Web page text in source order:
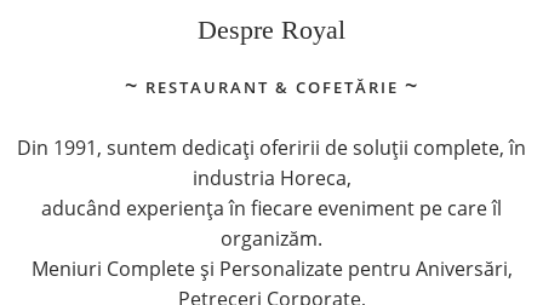
Despre Royal
RESTAURANT & COFETĂRIE
Din 1991, suntem dedicați oferirii de soluții complete, în
industria Horeca,
aducând experiența în fiecare eveniment pe care îl
organizăm.
Meniuri Complete și Personalizate pentru Aniversări,
Petreceri Corporate,